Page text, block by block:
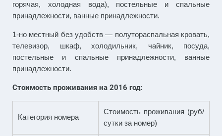
горячая, холодная вода), постельные и спальные
принадлежности, ванные принадлежности.
1-но местный без удобств — полутораспальная кровать,
телевизор, шкаф, холодильник, чайник, посуда,
постельные и спальные принадлежности, ванные
принадлежности.
Стоимость проживания на 2016 год:
Категория номера
Стоимость проживания (руб/
сутки за номер)